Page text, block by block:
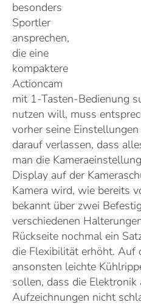
besonders
Sportler
ansprechen,
die eine
kompaktere
Actioncam
mit 1-Tasten-Bedienung
nutzen will, muss
vorher seine
darauf verlassen, dass
man die
Display auf der
Kamera wird, wie bereits
bekannt über zwei
verschiedenen
Rückseite nochmal ein
die Flexibilität erhöht. Auf
ansonsten leichte
sollen, dass die Elektronik
Aufzeichnungen nicht